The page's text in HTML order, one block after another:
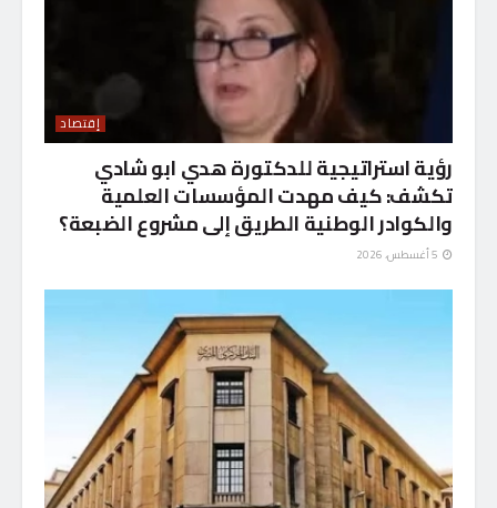
إقتصاد
رؤية استراتيجية للدكتورة هدي ابو شادي
تكشف: كيف مهدت المؤسسات العلمية
والكوادر الوطنية الطريق إلى مشروع الضبعة؟